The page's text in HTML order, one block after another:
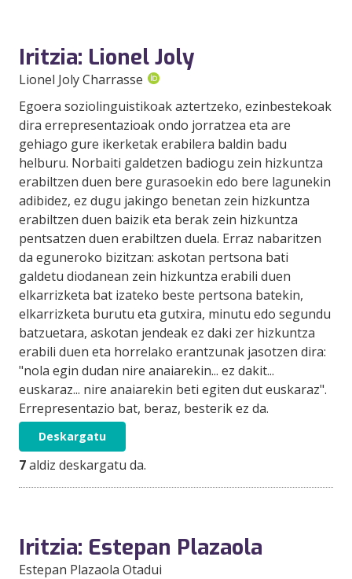
Iritzia: Lionel Joly
Lionel Joly Charrasse
Egoera soziolinguistikoak aztertzeko, ezinbestekoak
dira errepresentazioak ondo jorratzea eta are
gehiago gure ikerketak erabilera baldin badu
helburu. Norbaiti galdetzen badiogu zein hizkuntza
erabiltzen duen bere gurasoekin edo bere lagunekin
adibidez, ez dugu jakingo benetan zein hizkuntza
erabiltzen duen baizik eta berak zein hizkuntza
pentsatzen duen erabiltzen duela. Erraz nabaritzen
da eguneroko bizitzan: askotan pertsona bati
galdetu diodanean zein hizkuntza erabili duen
elkarrizketa bat izateko beste pertsona batekin,
elkarrizketa burutu eta gutxira, minutu edo segundu
batzuetara, askotan jendeak ez daki zer hizkuntza
erabili duen eta horrelako erantzunak jasotzen dira:
"nola egin dudan nire anaiarekin... ez dakit...
euskaraz... nire anaiarekin beti egiten dut euskaraz".
Errepresentazio bat, beraz, besterik ez da.
Deskargatu
7aldiz deskargatu da.
Iritzia: Estepan Plazaola
Estepan Plazaola Otadui